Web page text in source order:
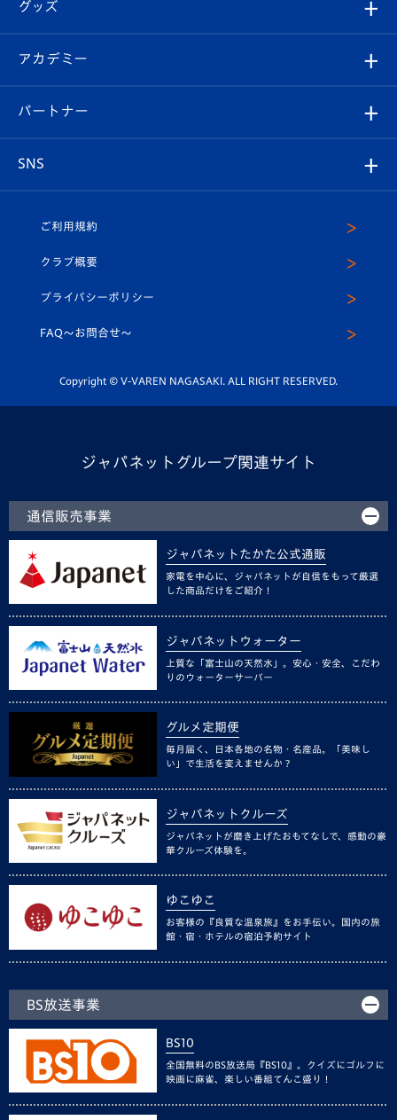
チケット
イベント
メディア
ホームタウン
スタッフプロフィール
マスコット紹介
平和祈念活動
ホームタウン活動
Revive Team
ヴィヴィくんの長崎おもてなしガイド
フォトギャラリー
スタジアムグルメ
V-LOVERS（ファンクラブ）
プレイヤーズスイート
グッズ
オンラインショップ
店舗情報
アカデミー
育成からのお知らせ
U-18
スクール
パートナー
SNS
ヴィヴィくんインスタグラム
公式LINE＠
ご利用規約
クラブ概要
プライバシーポリシー
FAQ〜お問合せ〜
Copyright © V-VAREN NAGASAKI. ALL RIGHT RESERVED.
ジャパネットグループ関連サイト
通信販売事業
ジャパネットたかた公式通販
家電を中心に、ジャパネットが自信をもって厳選
した商品だけをご紹介！
ジャパネットウォーター
上質な「富士山の天然水」。安心・安全、こだわ
りのウォーターサーバー
グルメ定期便
毎月届く、日本各地の名物・名産品。「美味し
い」で生活を変えませんか？
ジャパネットクルーズ
ジャパネットが磨き上げたおもてなしで、感動の豪
華クルーズ体験を。
ゆこゆこ
お客様の『良質な温泉旅』をお手伝い。国内の旅
館・宿・ホテルの宿泊予約サイト
BS放送事業
BS10
全国無料のBS放送局『BS10』。クイズにゴルフに
映画に麻雀、楽しい番組てんこ盛り！